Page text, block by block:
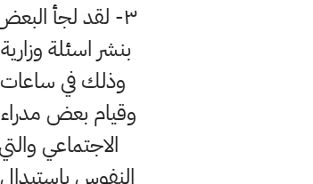
٣- لقد لجأ
بنشر اسئلة
وذلك في ساعات
وقيام بعض مدراء
الاجتماعي
النفوس باستبدال